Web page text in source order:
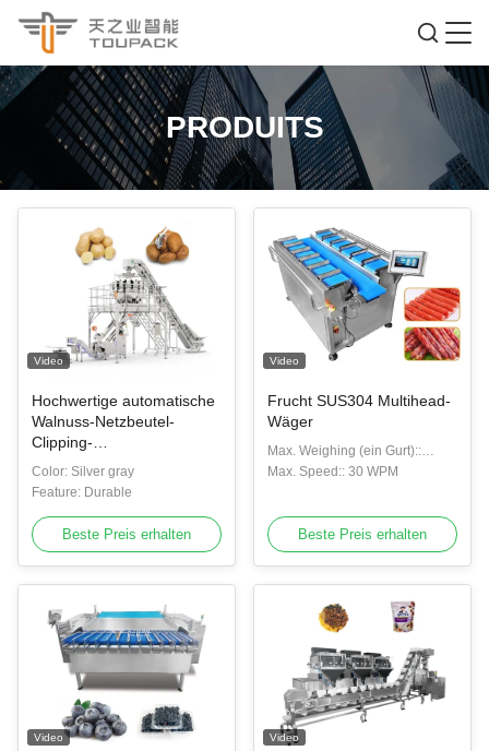
PRODUITS
Video
Hochwertige automatische
Walnuss-Netzbeutel-
Clipping-
Verpackungsmaschine
Knoblauch Zwiebeln
Netzbeutel-
Verpackungsmaschine
Schokoladenmünzen
Netzbeutel-
Verpackungsmaschine
Color: Silver gray
Feature: Durable
Beste Preis erhalten
Video
Frucht SUS304 Multihead-
Wäger
Max. Weighing (ein Gurt)::
2000g
Max. Speed:: 30 WPM
Beste Preis erhalten
Video Video